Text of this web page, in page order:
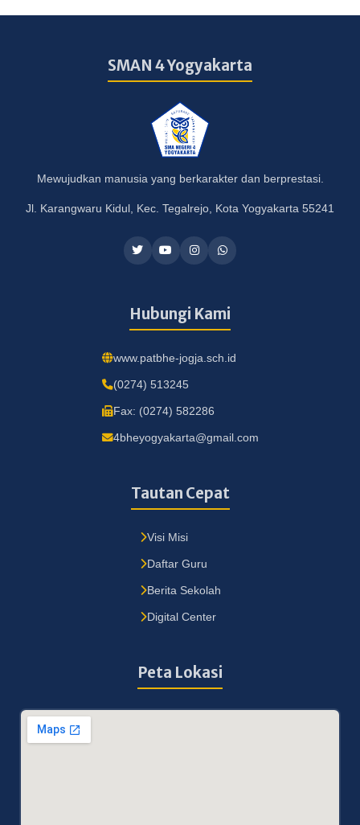
SMAN 4 Yogyakarta
Mewujudkan manusia yang berkarakter dan berprestasi.
Jl. Karangwaru Kidul, Kec. Tegalrejo, Kota Yogyakarta 55241
Hubungi Kami
www.patbhe-jogja.sch.id
(0274) 513245
Fax: (0274) 582286
4bheyogyakarta@gmail.com
Tautan Cepat
Visi Misi
Daftar Guru
Berita Sekolah
Digital Center
Peta Lokasi